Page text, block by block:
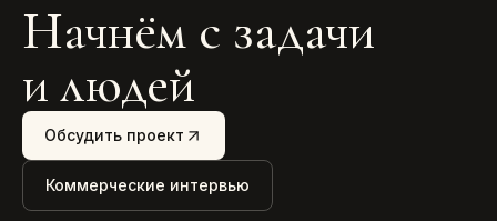
Начнём с задачи
и людей
Обсудить проект
Коммерческие интервью